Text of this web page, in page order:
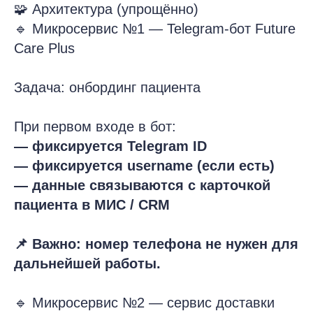
🧩 Архитектура (упрощённо)
🔹 Микросервис №1 — Telegram-бот Future
Care Plus
Задача: онбординг пациента
При первом входе в бот:
— фиксируется Telegram ID
— фиксируется username (если есть)
— данные связываются с карточкой
пациента в МИС / CRM
📌 Важно: номер телефона не нужен для
дальнейшей работы.
🔹 Микросервис №2 — сервис доставки